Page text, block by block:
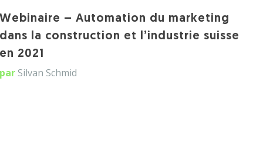
Webinaire – Automation du marketing
dans la construction et l’industrie suisse
en 2021
par Silvan Schmid